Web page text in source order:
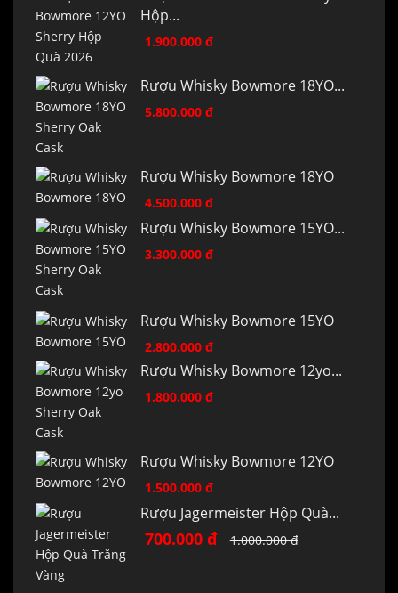
Hộp...
1.900.000 đ
Rượu Whisky Bowmore 18YO...
5.800.000 đ
Rượu Whisky Bowmore 18YO
4.500.000 đ
Rượu Whisky Bowmore 15YO...
3.300.000 đ
Rượu Whisky Bowmore 15YO
2.800.000 đ
Rượu Whisky Bowmore 12yo...
1.800.000 đ
Rượu Whisky Bowmore 12YO
1.500.000 đ
Rượu Jagermeister Hộp Quà...
700.000 đ 1.000.000 đ